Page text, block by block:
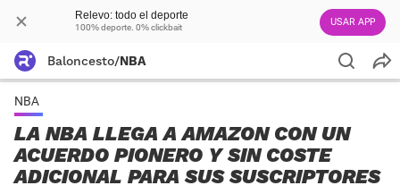
Relevo: todo el deporte
100% deporte. 0% clickbait USAR APP
Baloncesto/NBA
NBA
LA NBA LLEGA A AMAZON CON UN
ACUERDO PIONERO Y SIN COSTE
ADICIONAL PARA SUS SUSCRIPTORES